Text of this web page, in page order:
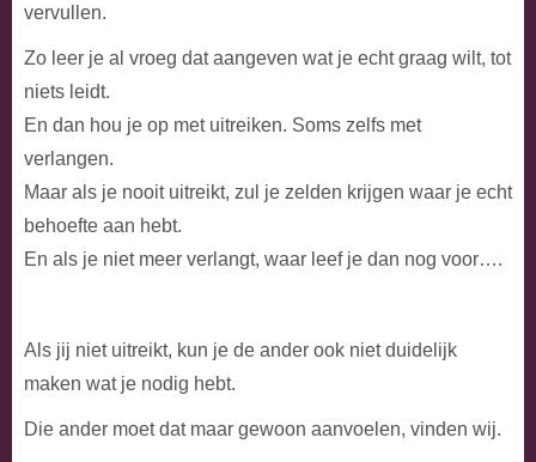
vervullen.
Zo leer je al vroeg dat aangeven wat je echt graag wilt, tot
niets leidt.
En dan hou je op met uitreiken. Soms zelfs met
verlangen.
Maar als je nooit uitreikt, zul je zelden krijgen waar je echt
behoefte aan hebt.
En als je niet meer verlangt, waar leef je dan nog voor….
Als jij niet uitreikt, kun je de ander ook niet duidelijk
maken wat je nodig hebt.
Die ander moet dat maar gewoon aanvoelen, vinden wij.